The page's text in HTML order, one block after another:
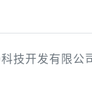
技开发有限公